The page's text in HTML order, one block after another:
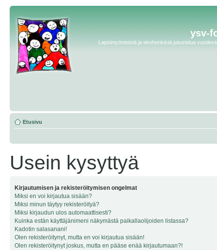
ysv-
Lapsimyönteistä ja ekohenkistä jutustelua
Etusivu
Usein kysyttyä
Kirjautumisen ja rekisteröitymisen ongelmat
Miksi en voi kirjautua sisään?
Miksi minun täytyy rekisteröityä?
Miksi kirjaudun ulos automaattisesti?
Kuinka estän käyttäjänimeni näkymästä paikallaolijoiden listassa?
Kadotin salasanani!
Olen rekisteröitynyt, mutta en voi kirjautua sisään!
Olen rekisteröitynyt joskus, mutta en pääse enää kirjautumaan?!